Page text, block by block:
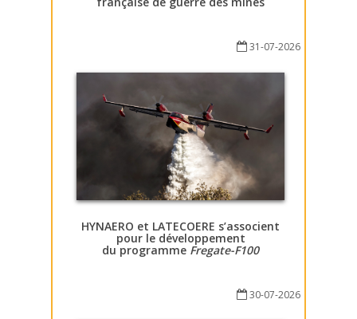
31-07-2026
HYNAERO et LATECOERE s’associent
pour le développement
du programme Fregate-F100
30-07-2026